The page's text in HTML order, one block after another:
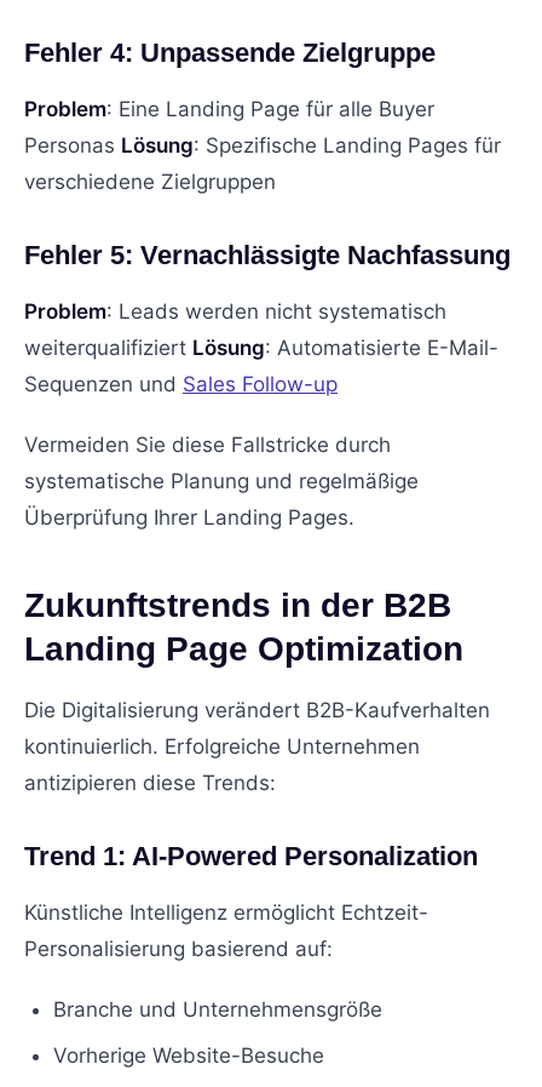
Fehler 4: Unpassende Zielgruppe
Problem: Eine Landing Page für alle Buyer
Personas Lösung: Spezifische Landing Pages für
verschiedene Zielgruppen
Fehler 5: Vernachlässigte Nachfassung
Problem: Leads werden nicht systematisch
weiterqualifiziert Lösung: Automatisierte E-Mail-
Sequenzen und Sales Follow-up
Vermeiden Sie diese Fallstricke durch
systematische Planung und regelmäßige
Überprüfung Ihrer Landing Pages.
Zukunftstrends in der B2B
Landing Page Optimization
Die Digitalisierung verändert B2B-Kaufverhalten
kontinuierlich. Erfolgreiche Unternehmen
antizipieren diese Trends:
Trend 1: AI-Powered Personalization
Künstliche Intelligenz ermöglicht Echtzeit-
Personalisierung basierend auf:
Branche und Unternehmensgröße
Vorherige Website-Besuche